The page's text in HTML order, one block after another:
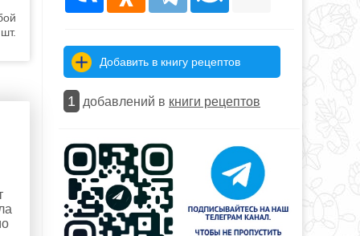
Добавить в книгу рецептов
1 добавлений в книги рецептов